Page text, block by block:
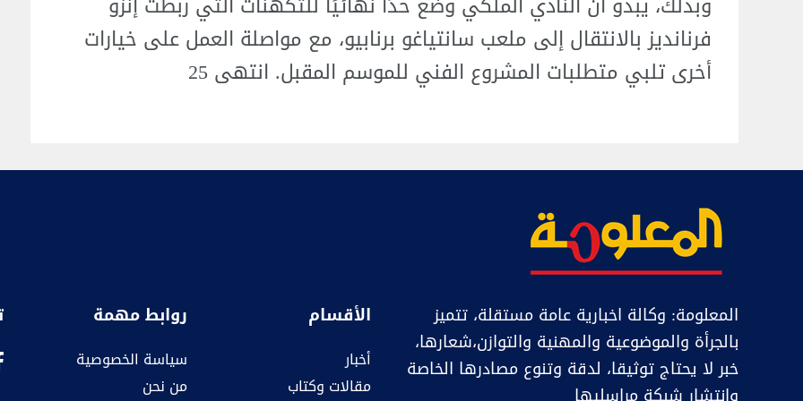
فرنانديز بالانتقال إلى ملعب سانتياغو برنابيو، مع مواصلة العمل على خيارات
أخرى تلبي متطلبات المشروع الفني للموسم المقبل. انتهى 25
المعلومة: وكالة اخبارية عامة مستقلة، تتميز
بالجرأة والموضوعية والمهنية والتوازن،شعارها،
خبر ﻻ يحتاج توثيقا، لدقة وتنوع مصادرها الخاصة
الأقسام
أخبار
مقالات وكتاب
روابط مهمة
سياسة الخصوصية
من نحن